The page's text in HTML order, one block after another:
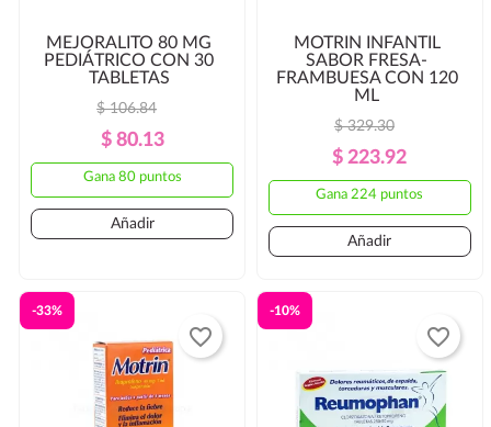
MEJORALITO 80 MG
PEDIÁTRICO CON 30
TABLETAS
Precio
Regular
$ 106.84
Precio
$ 80.13
Gana 80 puntos
Añadir
MOTRIN INFANTIL
SABOR FRESA-
FRAMBUESA CON 120
ML
Precio
Regular
$ 329.30
Precio
$ 223.92
Gana 224 puntos
Añadir
-33%
favorite_border
-10%
favorite_border